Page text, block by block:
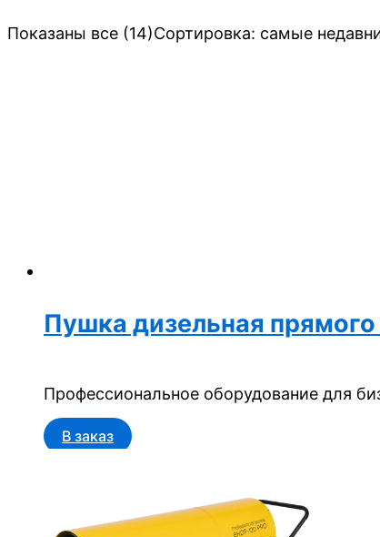
Показаны все (14)Сортировка: самые
Пушка дизельная прямого
Профессиональное оборудование для
В заказ